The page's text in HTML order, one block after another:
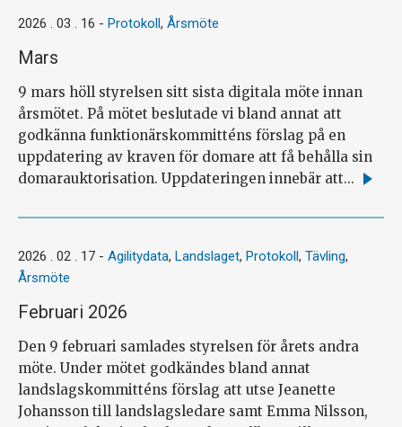
2026 . 03 . 16 - Protokoll, Årsmöte
Mars
9 mars höll styrelsen sitt sista digitala möte innan
årsmötet. På mötet beslutade vi bland annat att
godkänna funktionärskommitténs förslag på en
uppdatering av kraven för domare att få behålla sin
domarauktorisation. Uppdateringen innebär att... Läs
2026 . 02 . 17 - Agilitydata, Landslaget, Protokoll, Tävling,
Årsmöte
Februari 2026
Den 9 februari samlades styrelsen för årets andra
möte. Under mötet godkändes bland annat
landslagskommitténs förslag att utse Jeanette
Johansson till landslagsledare samt Emma Nilsson,